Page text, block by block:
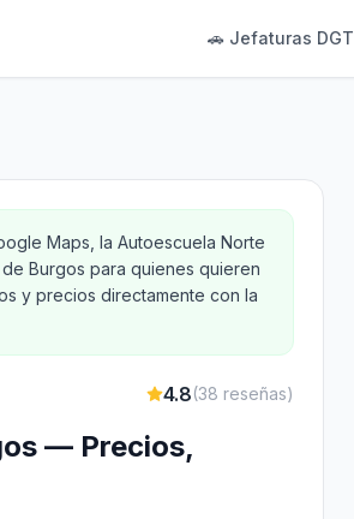
🚗 Jefaturas DGT
Maps, la Autoescuela Norte
Burgos para quienes quieren
y precios directamente con la
4.8(38 reseñas)
— Precios,